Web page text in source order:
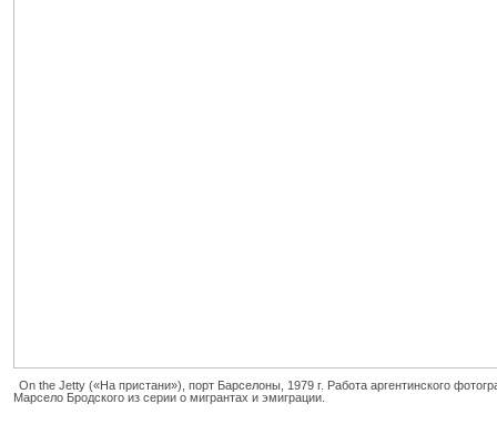
On the Jetty («На пристани»), порт Барселоны, 1979 г. Работа аргентинского
Марсело Бродского из серии о мигрантах и эмиграции.